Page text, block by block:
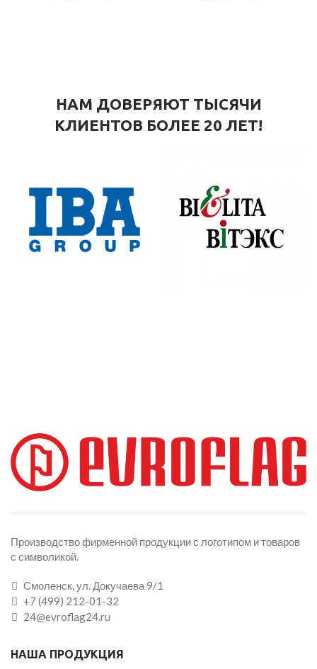
НАМ ДОВЕРЯЮТ ТЫСЯЧИ
КЛИЕНТОВ БОЛЕЕ 20 ЛЕТ!
Производство фирменной продукции с логотипом и товаров
с символикой.
Смоленск, ул. Докучаева 9/1
+7 (499) 212-01-32
24@evroflag24.ru
НАША ПРОДУКЦИЯ